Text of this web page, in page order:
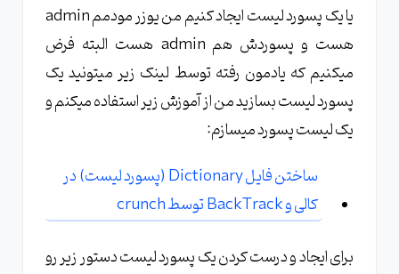
یا یک پسورد لیست ایجاد کنیم من یوزر مودمم admin
هست و پسوردش هم admin هست البته فرض
میکنیم که یادمون رفته توسط لینک زیر میتونید یک
پسورد لیست بسازید من از آموزش زیر استفاده میکنم و
یک لیست پسورد میسازم:
ساختن فایل Dictionary (پسورد لیست) در
کالی و BackTrack توسط crunch
برای ایجاد و درست کردن یک پسورد لیست دستور زیر رو